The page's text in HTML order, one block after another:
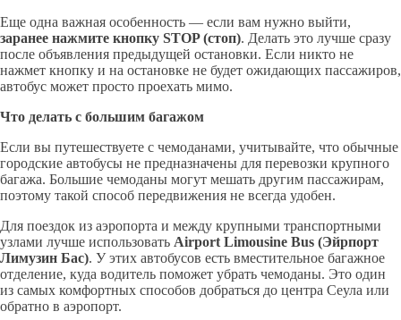
Еще одна важная особенность — если вам нужно выйти,
заранее нажмите кнопку STOP(стоп). Делать это лучше сразу
после объявления предыдущей остановки. Если никто не
нажмет кнопку и на остановке не будет ожидающих пассажиров,
автобус может просто проехать мимо.
Что делать с большим багажом
Если вы путешествуете с чемоданами, учитывайте, что обычные
городские автобусы не предназначены для перевозки крупного
багажа. Большие чемоданы могут мешать другим пассажирам,
поэтому такой способ передвижения не всегда удобен.
Для поездок из аэропорта и между крупными транспортными
узлами лучше использовать Airport Limousine Bus (Эйрпорт
Лимузин Бас). У этих автобусов есть вместительное багажное
отделение, куда водитель поможет убрать чемоданы. Это один
из самых комфортных способов добраться до центра Сеула или
обратно в аэропорт.